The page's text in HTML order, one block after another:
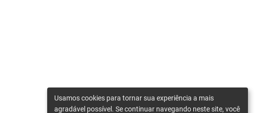
Usamos cookies para tornar sua experiência a mais
agradável possível. Se continuar navegando neste site, você